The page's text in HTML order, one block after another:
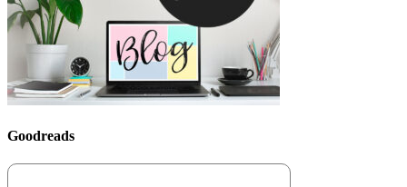
Goodreads